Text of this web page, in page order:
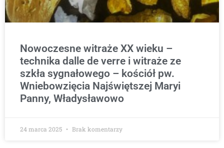
Nowoczesne witraże XX wieku –
technika dalle de verre i witraże ze
szkła sygnałowego – kościół pw.
Wniebowzięcia Najświętszej Maryi
Panny, Władysławowo
24 marca 2025 Brak komentarzy